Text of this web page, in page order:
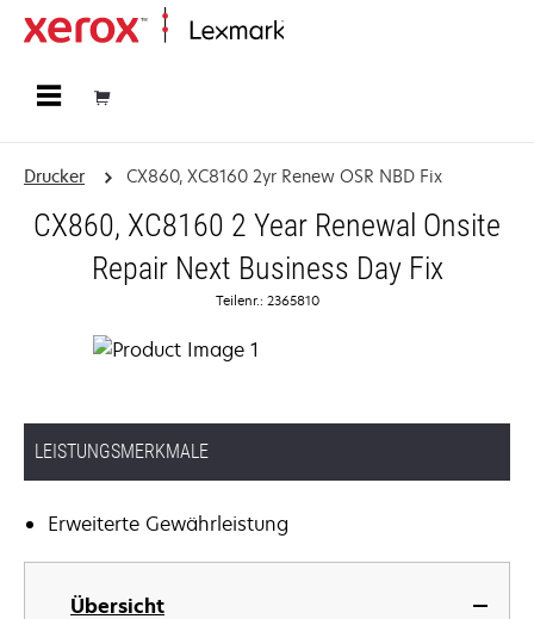
Drucker CX860, XC8160 2yr Renew OSR NBD Fix
CX860, XC8160 2 Year Renewal Onsite
Repair Next Business Day Fix
Teilenr.: 2365810
LEISTUNGSMERKMALE
Erweiterte Gewährleistung
Übersicht